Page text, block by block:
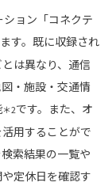
ョン「コネクテ
す。既に収録され
は異なり、通信
・施設・交通情
＊2です。また、オ
用することがで
索結果の一覧や
定休日を確認す